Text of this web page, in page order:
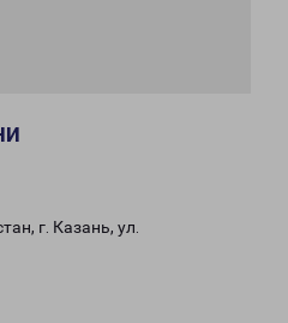
г. Казань, ул.